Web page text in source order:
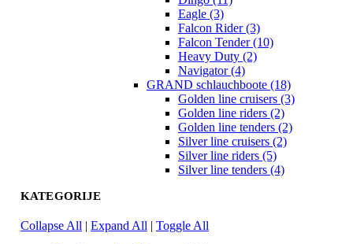
Eagle (3)
Falcon Rider (3)
Falcon Tender (10)
Heavy Duty (2)
Navigator (4)
GRAND schlauchboote (18)
Golden line cruisers (3)
Golden line riders (2)
Golden line tenders (2)
Silver line cruisers (2)
Silver line riders (5)
Silver line tenders (4)
KATEGORIJE
Collapse All | Expand All | Toggle All